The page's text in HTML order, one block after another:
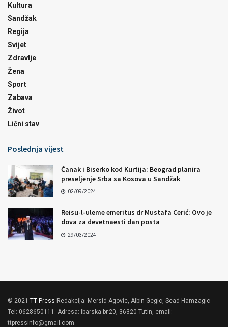
Kultura
Sandžak
Regija
Svijet
Zdravlje
Žena
Sport
Zabava
Život
Lični stav
Poslednja vijest
Čanak i Biserko kod Kurtija: Beograd planira
preseljenje Srba sa Kosova u Sandžak
02/09/2024
Reisu-l-uleme emeritus dr Mustafa Cerić: Ovo je
dova za devetnaesti dan posta
29/03/2024
© 2021 TT Press Redakcija: Mersid Agovic, Albin Gegic, Sead Hamzagic -
Tel: 0628650111. Adresa: Ibarska br.20, 36320 Tutin, email:
ttpressinfo@gmail.com.